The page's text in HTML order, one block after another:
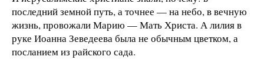
последний земной путь, а точнее — на небо, в вечную
жизнь, провожали Марию — Мать Христа. А лилия в
руке Иоанна Зеведеева была не обычным цветком, а
посланием из райского сада.